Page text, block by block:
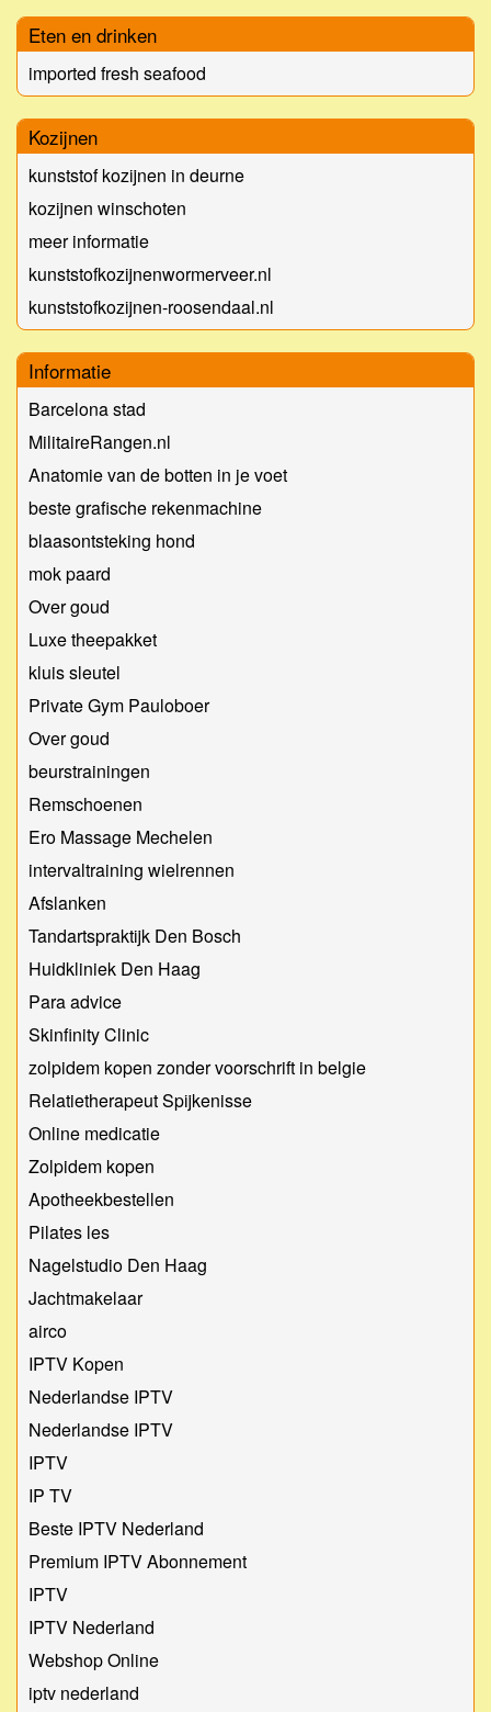
Eten en drinken
imported fresh seafood
Kozijnen
kunststof kozijnen in deurne
kozijnen winschoten
meer informatie
kunststofkozijnenwormerveer.nl
kunststofkozijnen-roosendaal.nl
Informatie
Barcelona stad
MilitaireRangen.nl
Anatomie van de botten in je voet
beste grafische rekenmachine
blaasontsteking hond
mok paard
Over goud
Luxe theepakket
kluis sleutel
Private Gym Pauloboer
Over goud
beurstrainingen
Remschoenen
Ero Massage Mechelen
intervaltraining wielrennen
Afslanken
Tandartspraktijk Den Bosch
Huidkliniek Den Haag
Para advice
Skinfinity Clinic
zolpidem kopen zonder voorschrift in belgie
Relatietherapeut Spijkenisse
Online medicatie
Zolpidem kopen
Apotheekbestellen
Pilates les
Nagelstudio Den Haag
Jachtmakelaar
airco
IPTV Kopen
Nederlandse IPTV
Nederlandse IPTV
IPTV
IP TV
Beste IPTV Nederland
Premium IPTV Abonnement
IPTV
IPTV Nederland
Webshop Online
iptv nederland